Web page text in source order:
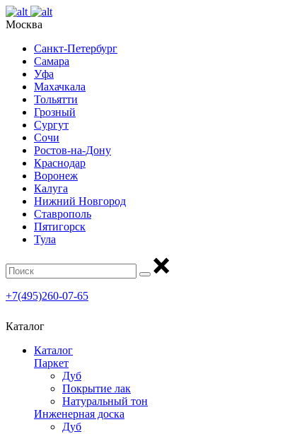
Москва
Санкт-Петербург
Самара
Уфа
Махачкала
Тольятти
Грозный
Сургут
Сочи
Ростов-на-Дону
Краснодар
Воронеж
Калуга
Нижний Новгород
Ставрополь
Пятигорск
Тула
+7(495)260-07-65
Каталог
Каталог
Паркет
Дуб
Покрытие лак
Натуральный тон
Инженерная доска
Дуб